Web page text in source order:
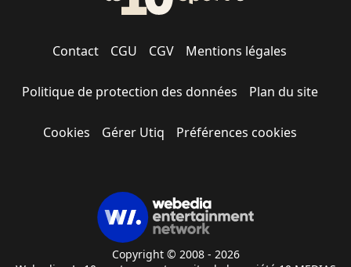
Contact CGU CGV Mentions légales
Politique de protection des données Plan du site
Cookies Gérer Utiq Préférences cookies
Copyright © 2008 - 2026